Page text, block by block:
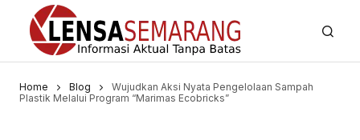
Home Blog
Wujudkan Aksi Nyata Pengelolaan Sampah
Plastik Melalui Program “Marimas Ecobricks”